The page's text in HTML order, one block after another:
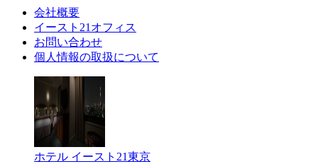
会社概要
イースト21オフィス
お問い合わせ
個人情報の取扱について
ホテル イースト21東京